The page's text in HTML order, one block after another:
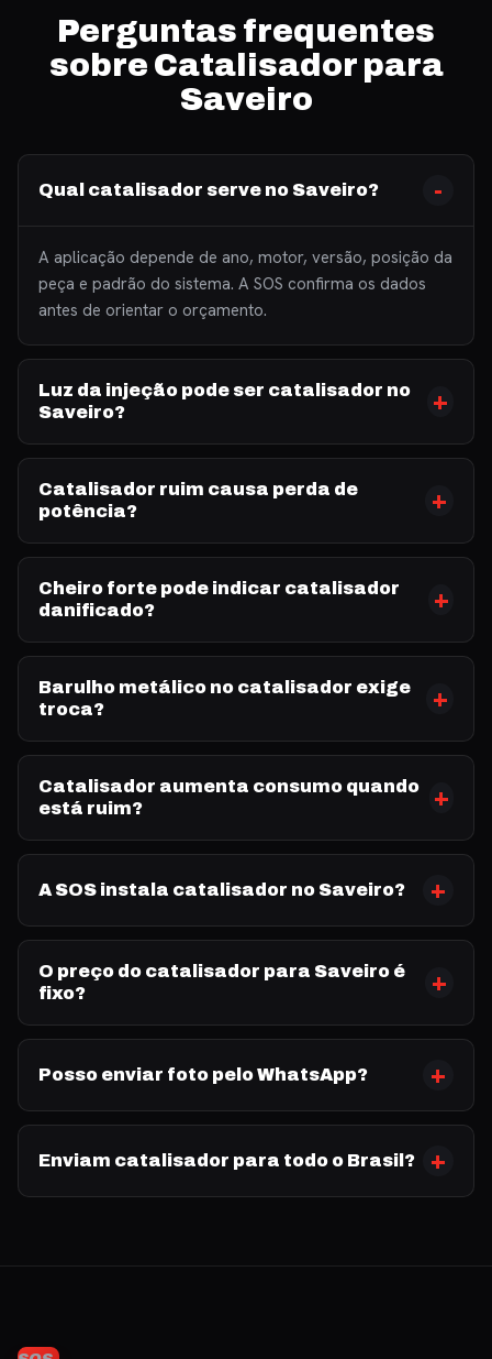
Perguntas frequentes
sobre Catalisador para
Saveiro
Qual catalisador serve no Saveiro?
A aplicação depende de ano, motor, versão, posição da
peça e padrão do sistema. A SOS confirma os dados
antes de orientar o orçamento.
Luz da injeção pode ser catalisador no
Saveiro?
Catalisador ruim causa perda de
potência?
Cheiro forte pode indicar catalisador
danificado?
Barulho metálico no catalisador exige
troca?
Catalisador aumenta consumo quando
está ruim?
A SOS instala catalisador no Saveiro?
O preço do catalisador para Saveiro é
fixo?
Posso enviar foto pelo WhatsApp?
Enviam catalisador para todo o Brasil?